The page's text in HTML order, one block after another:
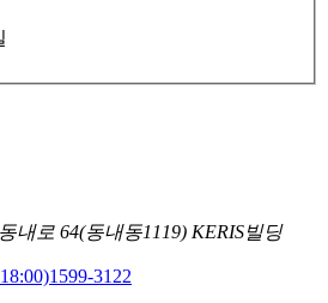
내로 64(동내동1119) KERIS빌딩
1599-3122